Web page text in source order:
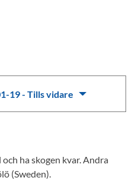
19 - Tills vidare
ha skogen kvar. Andra
(Sweden).